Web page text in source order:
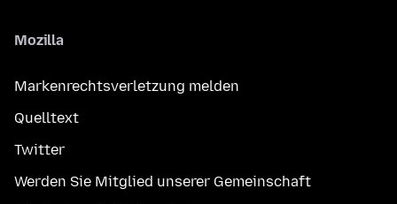
Mozilla
Markenrechtsverletzung melden
Quelltext
Twitter
Werden Sie Mitglied unserer Gemeinschaft